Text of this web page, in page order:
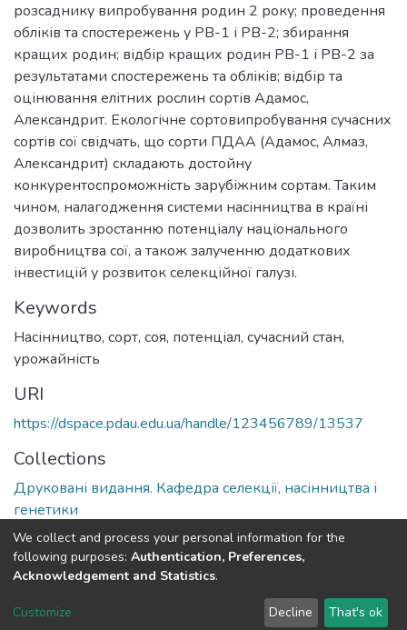
розсаднику випробування родин 2 року; проведення
обліків та спостережень у РВ-1 і РВ-2; збирання
кращих родин; відбір кращих родин РВ-1 і РВ-2 за
результатами спостережень та обліків; відбір та
оцінювання елітних рослин сортів Адамос,
Александрит. Екологічне сортовипробування сучасних
сортів сої свідчать, що сорти ПДАА (Адамос, Алмаз,
Александрит) складають достойну
конкурентоспроможність зарубіжним сортам. Таким
чином, налагодження системи насінництва в країні
дозволить зростанню потенціалу національного
виробництва сої, а також залученню додаткових
інвестицій у розвиток селекційної галузі.
Keywords
Насінництво, сорт, соя, потенціал, сучасний стан,
урожайність
URI
https://dspace.pdau.edu.ua/handle/123456789/13537
Collections
Друковані видання. Кафедра селекції, насінництва і
генетики
Full item page
DSpace software copyright © 2002-2026 LYRASIS
We collect and process your personal information for the
following purposes: Authentication, Preferences,
Acknowledgement and Statistics.
Customize Decline That's ok